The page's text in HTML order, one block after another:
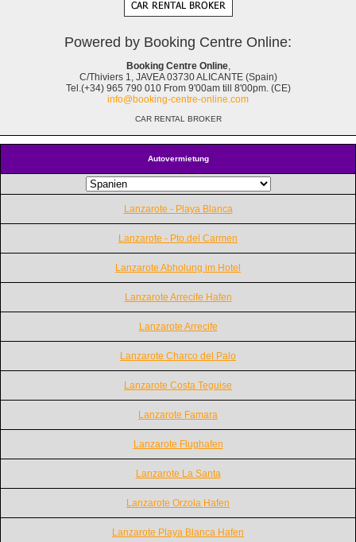
Autovermietung
Lanzarote - Playa Blanca
Lanzarote - Pto.del Carmen
Lanzarote Abholung im Hotel
Lanzarote Arrecife Hafen
Lanzarote Arrecife
Lanzarote Charco del Palo
Lanzarote Costa Teguise
Lanzarote Famara
Lanzarote Flughafen
Lanzarote La Santa
Lanzarote Orzola Hafen
Lanzarote Playa Blanca Hafen
Powered by Booking Centre Online:
Booking Centre Online,
C/Thiviers 1, JAVEA 03730 ALICANTE (Spain)
Tel.(+34) 965 790 010 From 9'00am till 8'00pm. (CE)
info@booking-centre-online.com
CAR RENTAL BROKER